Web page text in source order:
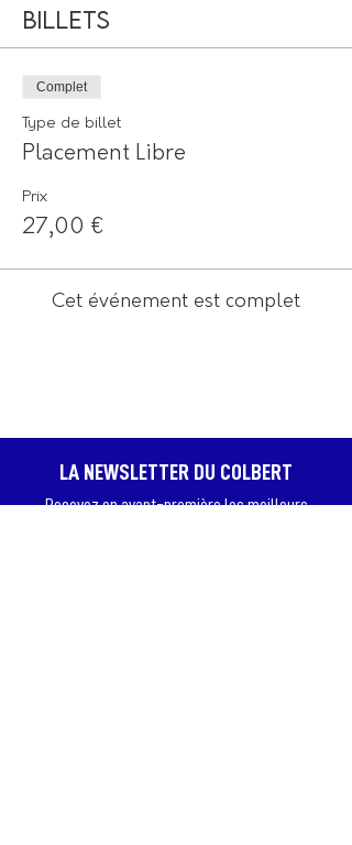
Billets
Complet
Type de billet
Placement Libre
Prix
27,00 €
Cet événement est complet
LA NEWSLETTER DU COLBERT
Recevez en avant-première les meilleurs